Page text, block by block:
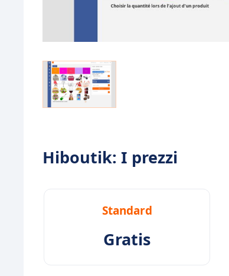
Hiboutik: I prezzi
Standard
Gratis